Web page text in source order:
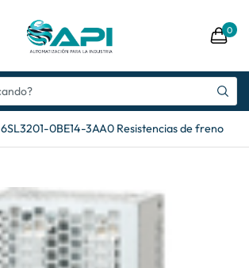
0
6SL3201-0BE14-3AA0 Resistencias de freno